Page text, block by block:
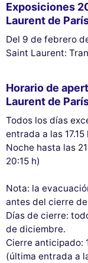
Exposiciones
Laurent de
Del 9 de febrero
Saint Laurent:
Horario de
Laurent de
Todos los días
entrada a las 17.15
Noche hasta las
20:15 h)
Nota: la
antes del cierre
Días de cierre:
de diciembre.
Cierre anticipado:
(última entrada a